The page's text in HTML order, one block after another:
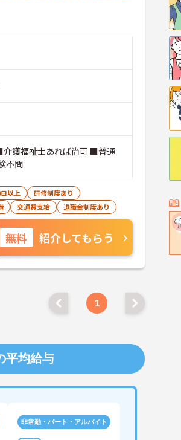
護福祉士あれば尚可 ■普通
不問
以上
研修制度あり
交通費支給 退職金制度あり
無料 紹介してもらう
1
平均給与
非常勤・パート・アルバイト